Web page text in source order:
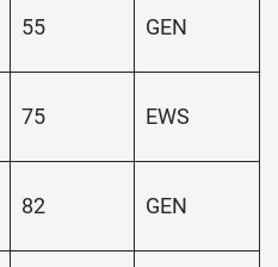
55 GEN
75 EWS
82 GEN